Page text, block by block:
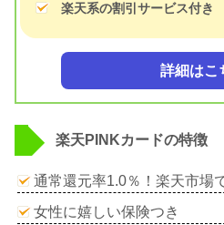
楽天系の割引サービス付き
詳細はこ
楽天PINKカードの特徴
通常還元率1.0％！楽天市場
女性に嬉しい保険つき